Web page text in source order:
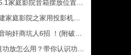
家庭影院音箱摆放位置建议
庭影院之家用投影机选购指南
奸商坑人6招 ！(附破解招式）
怎么用？带你认识功放机所有接口